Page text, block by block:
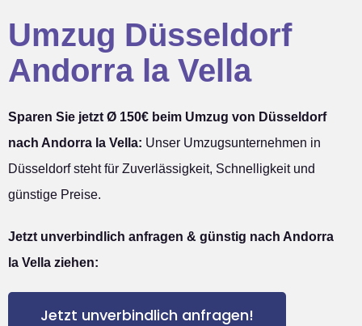
Umzug Düsseldorf
Andorra la Vella
Sparen Sie jetzt Ø 150€ beim Umzug von Düsseldorf
nach Andorra la Vella: Unser Umzugsunternehmen in
Düsseldorf steht für Zuverlässigkeit, Schnelligkeit und
günstige Preise.
Jetzt unverbindlich anfragen & günstig nach Andorra
la Vella ziehen:
Jetzt unverbindlich anfragen!